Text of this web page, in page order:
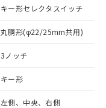
キー形セレクタスイッチ
丸胴形(φ22/25mm共用)
3ノッチ
キー形
左側、中央、右側